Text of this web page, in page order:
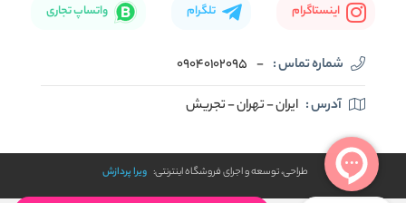
اینستاگرام تلگرام واتساپ تجاری
شماره تماس : -
09040102095
آدرس : ایران - تهران - تجریش
طراحی، توسعه و اجرای فروشگاه اینترنتی: ویرا پردازش